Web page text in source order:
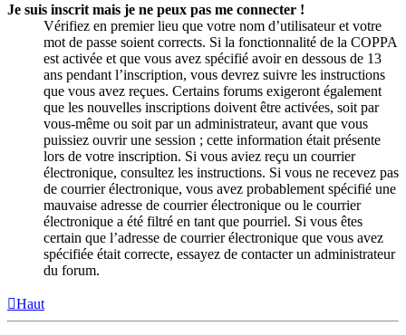
Je suis inscrit mais je ne peux pas me connecter !
Vérifiez en premier lieu que votre nom d’utilisateur et votre
mot de passe soient corrects. Si la fonctionnalité de la COPPA
est activée et que vous avez spécifié avoir en dessous de 13
ans pendant l’inscription, vous devrez suivre les instructions
que vous avez reçues. Certains forums exigeront également
que les nouvelles inscriptions doivent être activées, soit par
vous-même ou soit par un administrateur, avant que vous
puissiez ouvrir une session ; cette information était présente
lors de votre inscription. Si vous aviez reçu un courrier
électronique, consultez les instructions. Si vous ne recevez pas
de courrier électronique, vous avez probablement spécifié une
mauvaise adresse de courrier électronique ou le courrier
électronique a été filtré en tant que pourriel. Si vous êtes
certain que l’adresse de courrier électronique que vous avez
spécifiée était correcte, essayez de contacter un administrateur
du forum.
Haut